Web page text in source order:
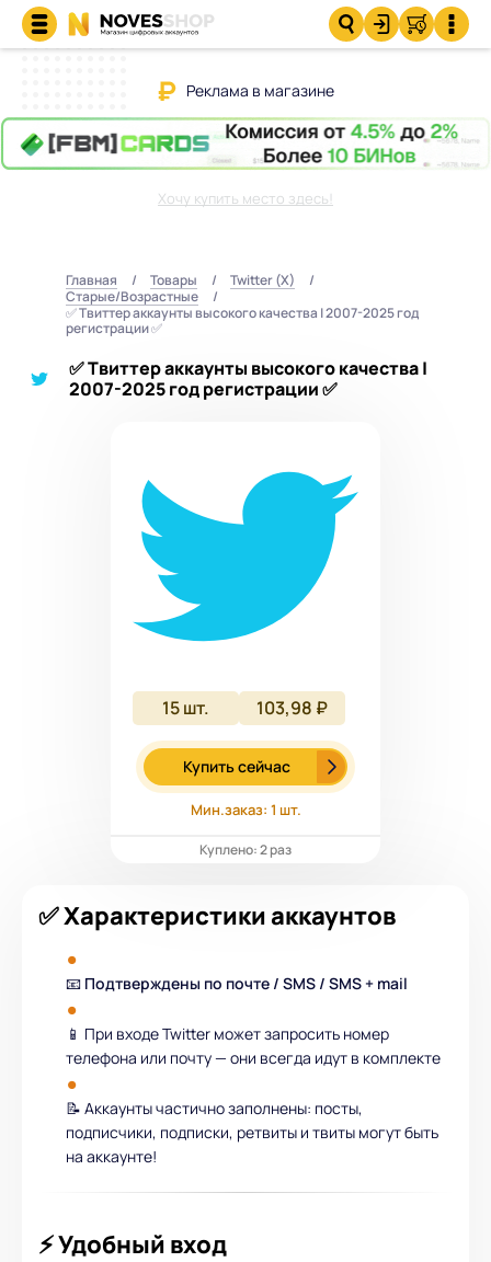
Реклама в магазине
Хочу купить место здесь!
Главная Товары
Twitter (X)
Старые/Возрастные
✅ Твиттер аккаунты высокого качества | 2007-2025 год
регистрации ✅
✅ Твиттер аккаунты высокого качества |
2007-2025 год регистрации ✅
15шт. 103,98 ₽
Купить сейчас
Мин.заказ: 1 шт.
Куплено: 2 раз
✅ Характеристики аккаунтов
📧 Подтверждены по почте / SMS / SMS + mail
📱 При входе Twitter может запросить номер
телефона или почту — они всегда идут в комплекте
📝 Аккаунты частично заполнены: посты,
подписчики, подписки, ретвиты и твиты могут быть
на аккаунте!
⚡ Удобный вход